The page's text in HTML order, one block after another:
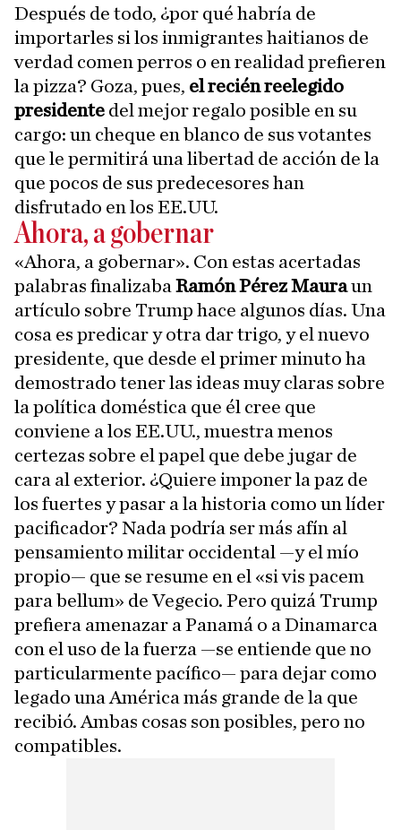
Después de todo, ¿por qué habría de
importarles si los inmigrantes haitianos de
verdad comen perros o en realidad prefieren
la pizza? Goza, pues, el recién reelegido
presidente del mejor regalo posible en su
cargo: un cheque en blanco de sus votantes
que le permitirá una libertad de acción de la
que pocos de sus predecesores han
disfrutado en los EE.UU.
Ahora, a gobernar
«Ahora, a gobernar». Con estas acertadas
palabras finalizaba Ramón Pérez Mauraun
artículo sobre Trump hace algunos días. Una
cosa es predicar y otra dar trigo, y el nuevo
presidente, que desde el primer minuto ha
demostrado tener las ideas muy claras sobre
la política doméstica que él cree que
conviene a los EE.UU., muestra menos
certezas sobre el papel que debe jugar de
cara al exterior. ¿Quiere imponer la paz de
los fuertes y pasar a la historia como un líder
pacificador? Nada podría ser más afín al
pensamiento militar occidental —y el mío
propio— que se resume en el «si vis pacem
para bellum» de Vegecio. Pero quizá Trump
prefiera amenazar a Panamá o a Dinamarca
con el uso de la fuerza —se entiende que no
particularmente pacífico— para dejar como
legado una América más grande de la que
recibió. Ambas cosas son posibles, pero no
compatibles.